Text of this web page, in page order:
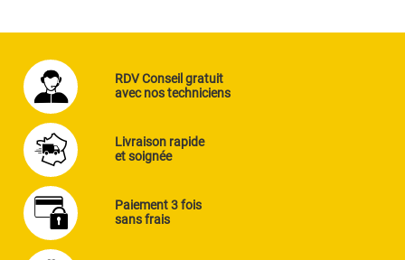
RDV Conseil gratuit
avec nos techniciens
Livraison rapide
et soignée
Paiement 3 fois
sans frais